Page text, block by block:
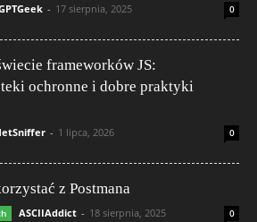
- 17 sierpnia, 2025 0
frameworków JS:
ochronne i dobre praktyki
- 1 lipca, 2026 0
z Postmana
ASCIIAddict - 18 sierpnia, 2025 0